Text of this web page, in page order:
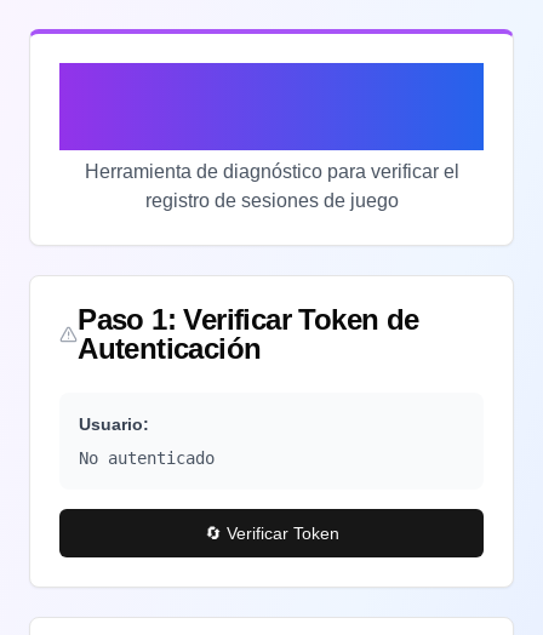
Herramienta de diagnóstico para verificar el
registro de sesiones de juego
Paso 1: Verificar Token de
Autenticación
Usuario:
No autenticado
🔄 Verificar Token